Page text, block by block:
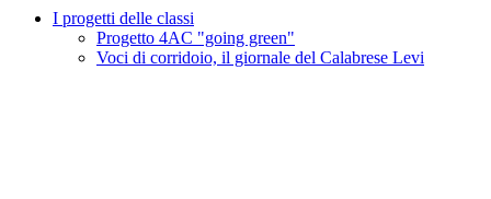
I progetti delle classi
Progetto 4AC "going green"
Voci di corridoio, il giornale del Calabrese Levi